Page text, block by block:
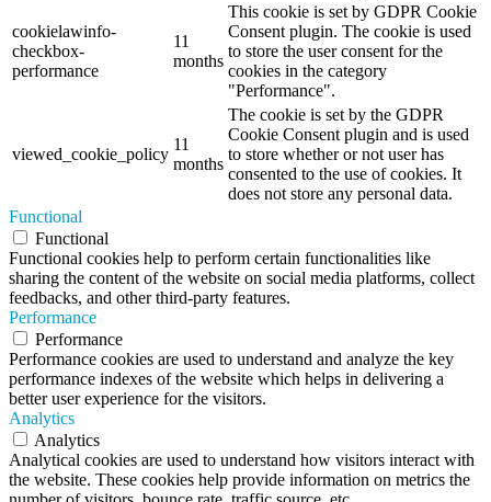
cookielawinfo-
checkbox-
performance
11
months
This cookie is set by GDPR Cookie
Consent plugin. The cookie is used
to store the user consent for the
cookies in the category
"Performance".
viewed_cookie_policy
11
months
The cookie is set by the GDPR
Cookie Consent plugin and is used
to store whether or not user has
consented to the use of cookies. It
does not store any personal data.
Functional
Functional
Functional cookies help to perform certain functionalities like
sharing the content of the website on social media platforms, collect
feedbacks, and other third-party features.
Performance
Performance
Performance cookies are used to understand and analyze the key
performance indexes of the website which helps in delivering a
better user experience for the visitors.
Analytics
Analytics
Analytical cookies are used to understand how visitors interact with
the website. These cookies help provide information on metrics the